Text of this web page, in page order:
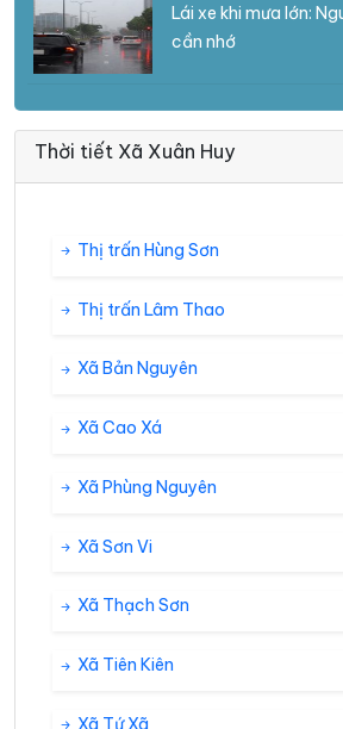
Lái xe khi mưa lớn:
cần nhớ
Thời tiết Xã Xuân Huy
Thị trấn Hùng Sơn
Thị trấn Lâm Thao
Xã Bản Nguyên
Xã Cao Xá
Xã Phùng Nguyên
Xã Sơn Vi
Xã Thạch Sơn
Xã Tiên Kiên
Xã Tứ Xã